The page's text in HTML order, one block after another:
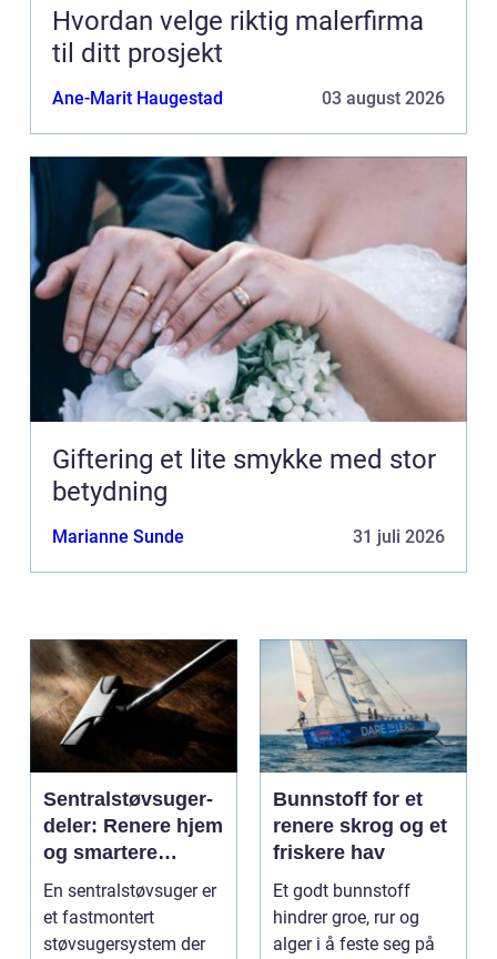
Hvordan velge riktig malerfirma
til ditt prosjekt
Ane-Marit Haugestad 03 august 2026
Giftering et lite smykke med stor
betydning
Marianne Sunde 31 juli 2026
Sentralstøvsuger-
deler: Renere hjem
og smartere
rengjøring
En sentralstøvsuger er
et fastmontert
støvsugersystem der
Bunnstoff for et
renere skrog og et
friskere hav
Et godt bunnstoff
hindrer groe, rur og
alger i å feste seg på